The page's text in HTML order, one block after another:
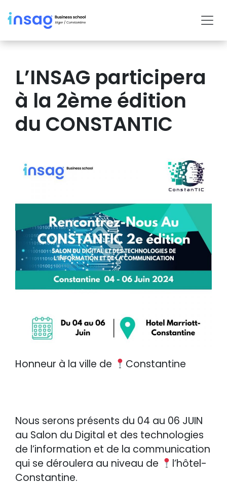
L’INSAG participera
à la 2ème édition
du CONSTANTIC
Honneur à la ville de Constantine
Nous serons présents du 04 au 06 JUIN
au Salon du Digital et des technologies
de l’information et de la communication
qui se déroulera au niveau de
l’hôtel-
Constantine.